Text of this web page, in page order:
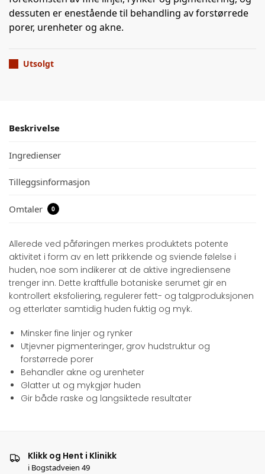
dessuten er enestående til behandling av forstørrede
porer, urenheter og akne.
Utsolgt
Beskrivelse
Ingredienser
Tilleggsinformasjon
Omtaler 0
Allerede ved påføringen merkes produktets potente
aktivitet i form av en lett prikkende og sviende følelse i
huden, noe som indikerer at de aktive ingrediensene
trenger inn. Dette kraftfulle botaniske serumet gir en
kontrollert eksfoliering, regulerer fett- og talgproduksjonen
og etterlater samtidig huden fuktig og myk.
Minsker fine linjer og rynker
Utjevner pigmenteringer, grov hudstruktur og
forstørrede porer
Behandler akne og urenheter
Glatter ut og mykgjør huden
Gir både raske og langsiktede resultater
Klikk og Hent i Klinikk
i Bogstadveien 49